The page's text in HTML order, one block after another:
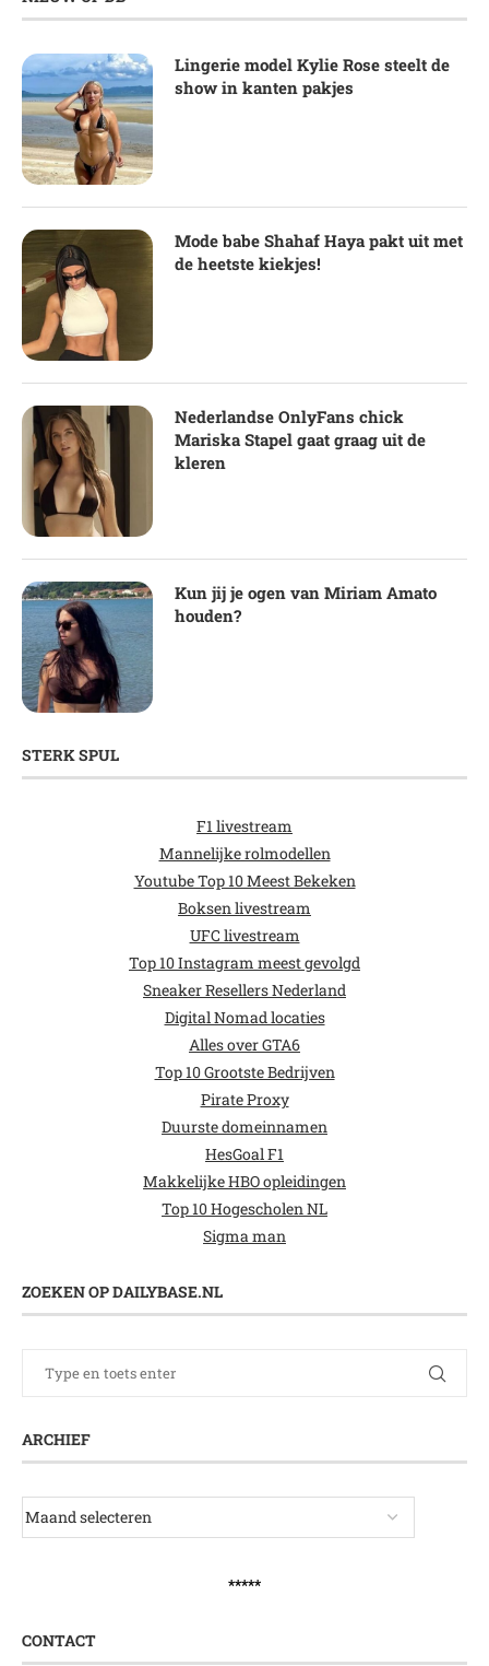
Lingerie model Kylie Rose steelt de
show in kanten pakjes
Mode babe Shahaf Haya pakt uit met
de heetste kiekjes!
Nederlandse OnlyFans chick
Mariska Stapel gaat graag uit de
kleren
Kun jij je ogen van Miriam Amato
houden?
STERK SPUL
F1 livestream
Mannelijke rolmodellen
Youtube Top 10 Meest Bekeken
Boksen livestream
UFC livestream
Top 10 Instagram meest gevolgd
Sneaker Resellers Nederland
Digital Nomad locaties
Alles over GTA6
Top 10 Grootste Bedrijven
Pirate Proxy
Duurste domeinnamen
HesGoal F1
Makkelijke HBO opleidingen
Top 10 Hogescholen NL
Sigma man
ZOEKEN OP DAILYBASE.NL
ARCHIEF
*****
CONTACT